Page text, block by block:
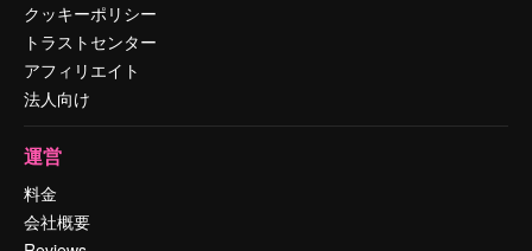
クッキーポリシー
トラストセンター
アフィリエイト
法人向け
運営
料金
会社概要